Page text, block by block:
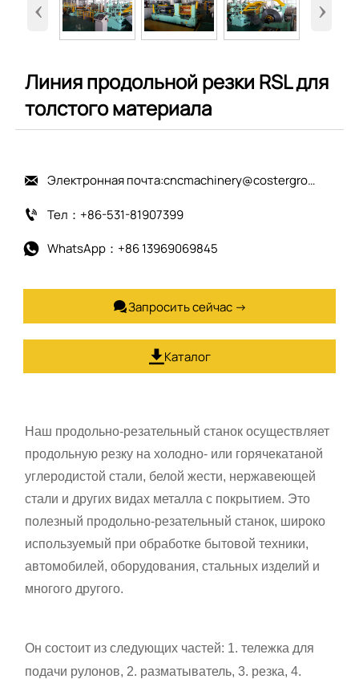
‹ ›
Линия продольной резки RSL для
толстого материала
 Электронная почта:cncmachinery@costergroup.cn
 Тел：+86-531-81907399
 WhatsApp：+86 13969069845
Запросить сейчас →
 Каталог
Наш продольно-резательный станок осуществляет
продольную резку на холодно- или горячекатаной
углеродистой стали, белой жести, нержавеющей
стали и других видах металла с покрытием. Это
полезный продольно-резательный станок, широко
используемый при обработке бытовой техники,
автомобилей, оборудования, стальных изделий и
многого другого.
Он состоит из следующих частей: 1. тележка для
подачи рулонов, 2. разматыватель, 3. резка, 4.